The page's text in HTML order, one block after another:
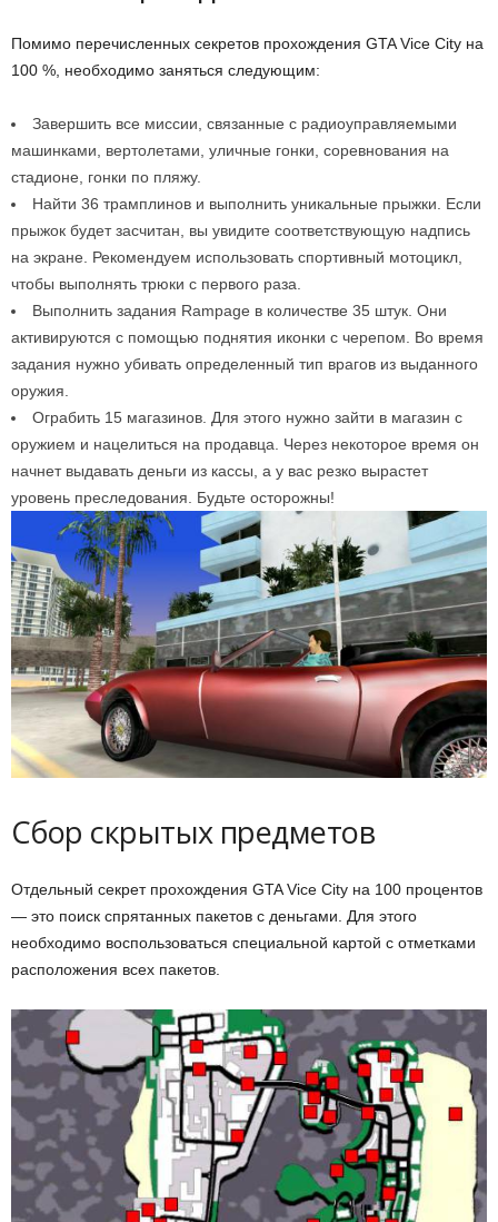
Помимо перечисленных секретов прохождения GTA Vice City на
100 %, необходимо заняться следующим:
Завершить все миссии, связанные с радиоуправляемыми
машинками, вертолетами, уличные гонки, соревнования на
стадионе, гонки по пляжу.
Найти 36 трамплинов и выполнить уникальные прыжки. Если
прыжок будет засчитан, вы увидите соответствующую надпись
на экране. Рекомендуем использовать спортивный мотоцикл,
чтобы выполнять трюки с первого раза.
Выполнить задания Rampage в количестве 35 штук. Они
активируются с помощью поднятия иконки с черепом. Во время
задания нужно убивать определенный тип врагов из выданного
оружия.
Ограбить 15 магазинов. Для этого нужно зайти в магазин с
оружием и нацелиться на продавца. Через некоторое время он
начнет выдавать деньги из кассы, а у вас резко вырастет
уровень преследования. Будьте осторожны!
Сбор скрытых предметов
Отдельный секрет прохождения GTA Vice City на 100 процентов
— это поиск спрятанных пакетов с деньгами. Для этого
необходимо воспользоваться специальной картой с отметками
расположения всех пакетов.